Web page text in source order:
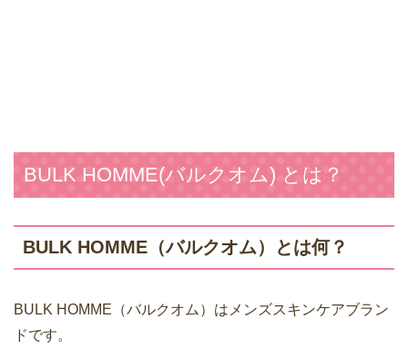
BULK HOMME(バルクオム) とは？
BULK HOMME（バルクオム）とは何？
BULK HOMME（バルクオム）はメンズスキンケアブラン
ドです。